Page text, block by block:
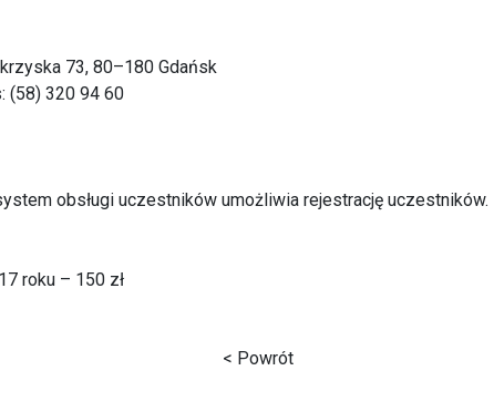
73, 80–180 Gdańsk
(58) 320 94 60
obsługi uczestników umożliwia rejestrację uczestników.
roku – 150 zł
< Powrót